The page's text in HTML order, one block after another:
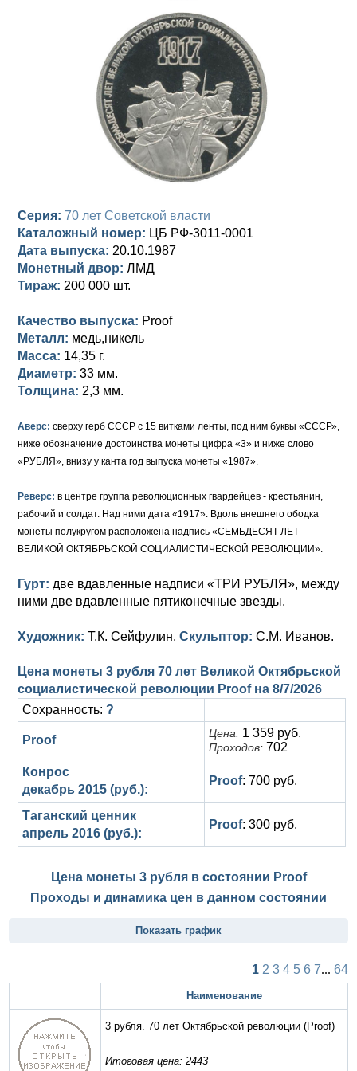
Памятные и донативные
Сибирские монеты
Для Молдавии и Валахии
Таврические монеты
Для Пруссии
Альбертусталер
Анна Иоанновна (1730-1740)
Петр II (1727-1730)
Екатерина I (1725-1727)
Петр I (1682-1725)
Медь
Для Речи Посполитой
Серия: 70 лет Советской власти
Каталожный номер: ЦБ РФ-3011-0001
Дата выпуска: 20.10.1987
Монетный двор: ЛМД
Тираж: 200 000 шт.
Качество выпуска: Proof
Металл: медь,никель
Масса: 14,35 г.
Диаметр: 33 мм.
Толщина: 2,3 мм.
Аверс: сверху герб СССР с 15 витками ленты, под ним буквы «СССР»,
ниже обозначение достоинства монеты цифра «3» и ниже слово
«РУБЛЯ», внизу у канта год выпуска монеты «1987».
Реверс: в центре группа революционных гвардейцев - крестьянин,
рабочий и солдат. Над ними дата «1917». Вдоль внешнего ободка
монеты полукругом расположена надпись «СЕМЬДЕСЯТ ЛЕТ
ВЕЛИКОЙ ОКТЯБРЬСКОЙ СОЦИАЛИСТИЧЕСКОЙ РЕВОЛЮЦИИ».
Гурт: две вдавленные надписи «ТРИ РУБЛЯ», между
ними две вдавленные пятиконечные звезды.
Художник: Т.К. Сейфулин. Скульптор: С.М. Иванов.
Цена монеты 3 рубля 70 лет Великой Октябрьской
социалистической революции Proof на 8/7/2026
Сохранность: ?
Proof Цена: 1 359 руб.
Проходов: 702
Конрос
декабрь 2015 (руб.):
Proof: 700 руб.
Таганский ценник
апрель 2016 (руб.):
Proof: 300 руб.
Цена монеты 3 рубля в состоянии Proof
Проходы и динамика цен в данном состоянии
Показать график
1 2 3 4 5 6 7... 64
Наименование
3 рубля. 70 лет Октябрьской революции (Proof)
Итоговая цена: 2443